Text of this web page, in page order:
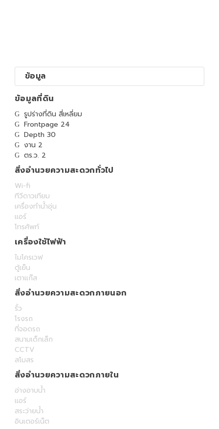
ข้อมูล
ข้อมูลที่ดิน
รูปร่างที่ดิน สี่เหลี่ยม
Frontpage 24
Depth 30
งาน 2
ตร.ว. 2
สิ่งอำนวยความสะดวกทั่วไป
Wi-fi
ทีวีดาวเทียม
เครื่องทำน้ำอุ่น
แอร์
โทรศัพท์
เครื่องใช้ไฟฟ้า
ไมโครเวฟ
ตู้เย็น
เตาแก๊ส
สิ่งอำนวยความสะดวกภายนอก
รั้ว
โรงรถ
ที่จอดรถ
สนามเด็กเล็ก
CCTV
สโมสร
สิ่งอำนวยความสะดวกภายใน
อ่างอาบน้ำ
แอร์
สระว่ายน้ำ
อินเตอร์เน็ต